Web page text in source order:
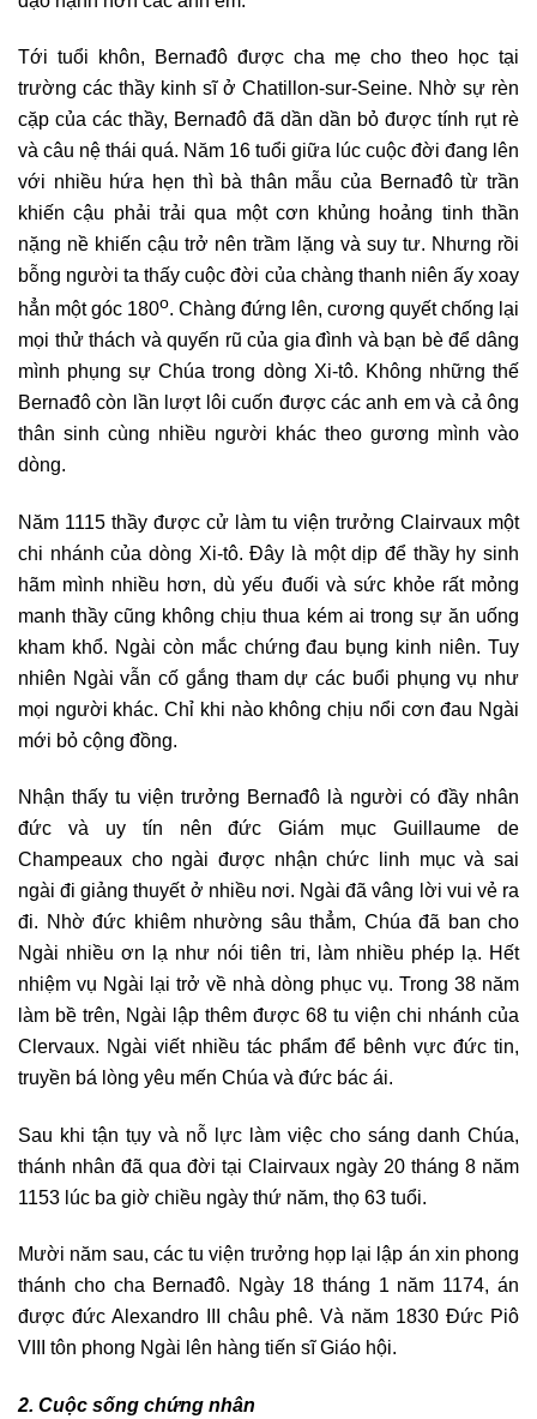
Tới tuổi khôn, Bernađô được cha mẹ cho theo học tại
trường các thầy kinh sĩ ở Chatillon-sur-Seine. Nhờ sự rèn
cặp của các thầy, Bernađô đã dần dần bỏ được tính rụt rè
và câu nệ thái quá. Năm 16 tuổi giữa lúc cuộc đời đang lên
với nhiều hứa hẹn thì bà thân mẫu của Bernađô từ trần
khiến cậu phải trải qua một cơn khủng hoảng tinh thần
nặng nề khiến cậu trở nên trầm lặng và suy tư. Nhưng rồi
bỗng người ta thấy cuộc đời của chàng thanh niên ấy xoay
hẳn một góc 180o. Chàng đứng lên, cương quyết chống lại
mọi thử thách và quyến rũ của gia đình và bạn bè để dâng
mình phụng sự Chúa trong dòng Xi-tô. Không những thế
Bernađô còn lần lượt lôi cuốn được các anh em và cả ông
thân sinh cùng nhiều người khác theo gương mình vào
dòng.
Năm 1115 thầy được cử làm tu viện trưởng Clairvaux một
chi nhánh của dòng Xi-tô. Đây là một dịp để thầy hy sinh
hãm mình nhiều hơn, dù yếu đuối và sức khỏe rất mỏng
manh thầy cũng không chịu thua kém ai trong sự ăn uống
kham khổ. Ngài còn mắc chứng đau bụng kinh niên. Tuy
nhiên Ngài vẫn cố gắng tham dự các buổi phụng vụ như
mọi người khác. Chỉ khi nào không chịu nổi cơn đau Ngài
mới bỏ cộng đồng.
Nhận thấy tu viện trưởng Bernađô là người có đầy nhân
đức và uy tín nên đức Giám mục Guillaume de
Champeaux cho ngài được nhận chức linh mục và sai
ngài đi giảng thuyết ở nhiều nơi. Ngài đã vâng lời vui vẻ ra
đi. Nhờ đức khiêm nhường sâu thẳm, Chúa đã ban cho
Ngài nhiều ơn lạ như nói tiên tri, làm nhiều phép lạ. Hết
nhiệm vụ Ngài lại trở về nhà dòng phục vụ. Trong 38 năm
làm bề trên, Ngài lập thêm được 68 tu viện chi nhánh của
Clervaux. Ngài viết nhiều tác phẩm để bênh vực đức tin,
truyền bá lòng yêu mến Chúa và đức bác ái.
Sau khi tận tụy và nỗ lực làm việc cho sáng danh Chúa,
thánh nhân đã qua đời tại Clairvaux ngày 20 tháng 8 năm
1153 lúc ba giờ chiều ngày thứ năm, thọ 63 tuổi.
Mười năm sau, các tu viện trưởng họp lại lập án xin phong
thánh cho cha Bernađô. Ngày 18 tháng 1 năm 1174, án
được đức Alexandro III châu phê. Và năm 1830 Đức Piô
VIII tôn phong Ngài lên hàng tiến sĩ Giáo hội.
2. Cuộc sống chứng nhân